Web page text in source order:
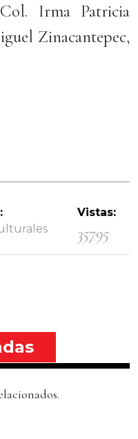
Irma Patricia
Zinacantepec,
Vistas:
35795